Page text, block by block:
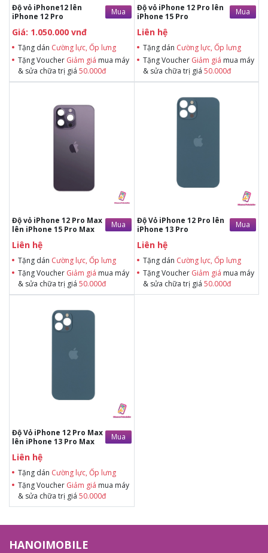
Độ vỏ iPhone12 lên
iPhone 12 Pro
Mua
Giá: 1.050.000 vnđ
Tặng dán Cường lực, Ốp lưng
Tặng Voucher Giảm giá mua máy
& sửa chữa trị giá 50.000đ
Độ vỏ iPhone 12 Pro lên
iPhone 15 Pro
Mua
Liên hệ
Tặng dán Cường lực, Ốp lưng
Tặng Voucher Giảm giá mua máy
& sửa chữa trị giá 50.000đ
Độ vỏ iPhone 12 Pro Max
lên iPhone 15 Pro Max
Mua
Liên hệ
Tặng dán Cường lực, Ốp lưng
Tặng Voucher Giảm giá mua máy
& sửa chữa trị giá 50.000đ
Tặng dán Cường lực, Ốp lưng khi
Tặng Voucher Giảm giá mua máy
& sửa chữa trị giá 50.000đ
Độ Vỏ iPhone 12 Pro lên
iPhone 13 Pro
Mua
Liên hệ
Tặng dán Cường lực, Ốp lưng
Tặng Voucher Giảm giá mua máy
& sửa chữa trị giá 50.000đ
Tặng Voucher Giảm giá mua máy
& sửa chữa trị giá 50.000đ
Độ Vỏ iPhone 12 Pro Max
lên iPhone 13 Pro Max
Mua
Liên hệ
Tặng dán Cường lực, Ốp lưng
Tặng Voucher Giảm giá mua máy
& sửa chữa trị giá 50.000đ
Tặng Voucher Giảm giá mua máy
& sửa chữa trị giá 50.000đ
HANOIMOBILE